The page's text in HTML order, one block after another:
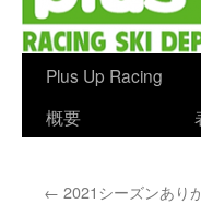
ン
ン
Plus Up Racing
概要
← 2021シーズンあり